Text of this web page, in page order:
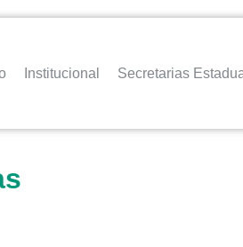
Institucional Secretarias